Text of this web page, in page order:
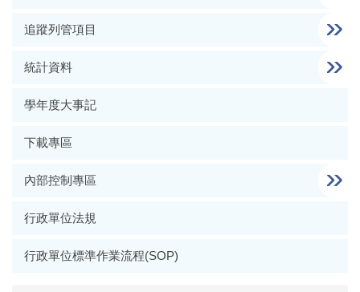
追蹤列管項目
統計資料
學年度大事記
下載專區
內部控制專區
行政單位法規
行政單位標準作業流程(SOP)